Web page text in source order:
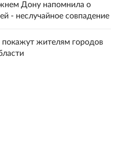
Дону напомнила о
- неслучайное совпадение
покажут жителям городов